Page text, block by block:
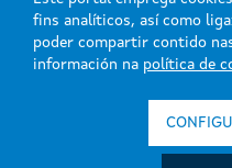
Logo da Xunta de
fins analíticos, así como
poder compartir contido
información na política de